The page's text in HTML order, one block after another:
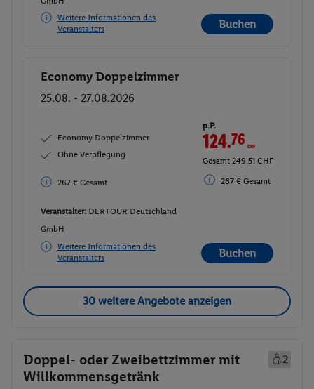
Weitere Informationen des
Veranstalters
Buchen
Buchen
Economy Doppelzimmer
25.08. - 27.08.2026
Economy Doppelzimmer
Ohne Verpflegung
267 € Gesamt
p.P.
124.76CHF
Gesamt 249.51 CHF
267 € Gesamt
Veranstalter: DERTOUR Deutschland
GmbH
Weitere Informationen des
Veranstalters
Buchen
30 weitere Angebote anzeigen
Doppel- oder Zweibettzimmer mit
Willkommensgetränk
2